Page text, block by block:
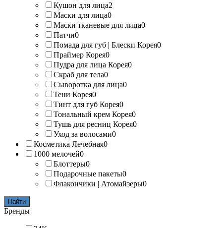
Кушон для лица2
Маски для лица0
Маски тканевые для лица0
Патчи0
Помада для губ | Блески Корея0
Праймер Корея0
Пудра для лица Корея0
Скраб для тела0
Сыворотка для лица0
Тени Корея0
Тинт для губ Корея0
Тональный крем Корея0
Тушь для ресниц Корея0
Уход за волосами0
Косметика Лечебная0
1000 мелочей0
Блоттеры0
Подарочные пакеты0
Флакончики | Атомайзеры0
Найти
Бренды